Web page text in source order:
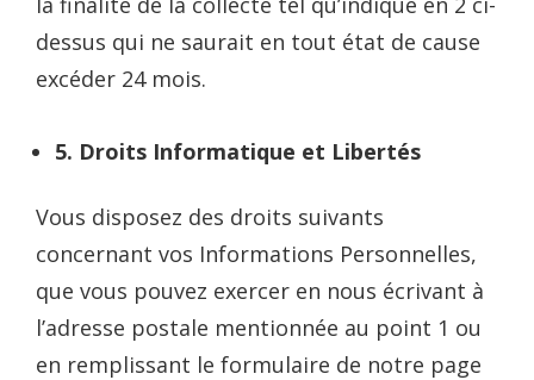
dessus qui ne saurait en tout état de cause
excéder 24 mois.
5. Droits Informatique et Libertés
Vous disposez des droits suivants
concernant vos Informations Personnelles,
que vous pouvez exercer en nous écrivant à
l’adresse postale mentionnée au point 1 ou
en remplissant le formulaire de notre page